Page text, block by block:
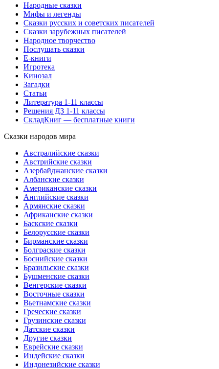
Народные сказки
Мифы и легенды
Сказки русских и советских писателей
Сказки зарубежных писателей
Народное творчество
Послушать сказки
Е-книги
Игротека
Кинозал
Загадки
Статьи
Литература 1-11 классы
Решения ДЗ 1-11 классы
СкладКниг — бесплатные книги
Сказки народов мира
Австралийские сказки
Австрийские сказки
Азербайджанские сказки
Албанские сказки
Американские сказки
Английские сказки
Армянские сказки
Африканские сказки
Баскские сказки
Белорусские сказки
Бирманские сказки
Болграские сказки
Боснийские сказки
Бразильские сказки
Бушменские сказки
Венгерские сказки
Восточные сказки
Вьетнамские сказки
Греческие сказки
Грузинские сказки
Датские сказки
Другие сказки
Еврейские сказки
Индейские сказки
Индонезийские сказки